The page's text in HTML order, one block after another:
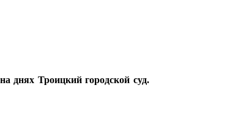
днях Троицкий городской суд.